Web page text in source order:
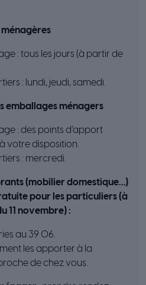
: tous les jours (à partir de
: lundi, jeudi, samedi.
emballages ménagers
: des points d’apport
votre disposition.
: mercredi.
(mobilier domestique…)
pour les particuliers (à
11 novembre) :
au 39 06.
les apporter à la
de chez vous.